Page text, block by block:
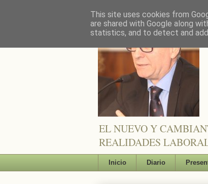
EL NUEVO Y
REALIDADES
Inicio Diario
This site uses cookies from
are shared with Google along
statistics, and to detect and